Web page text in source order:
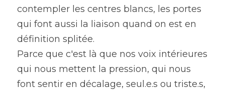
contempler les centres blancs, les portes
qui font aussi la liaison quand on est en
définition splitée.
Parce que c'est là que nos voix intérieures
qui nous mettent la pression, qui nous
font sentir en décalage, seul.e.s ou triste.s,